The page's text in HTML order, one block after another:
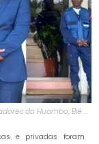
do Huambo, Bié e
e privadas foram